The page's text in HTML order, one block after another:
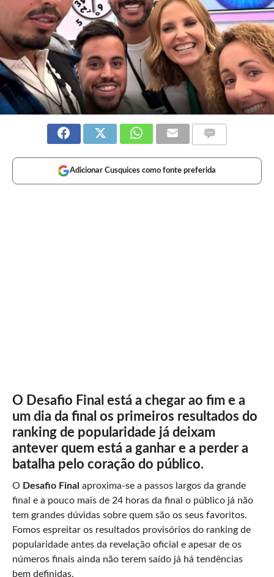
Adicionar Cusquices como fonte preferida
O Desafio Final está a chegar ao fim e a
um dia da final os primeiros resultados do
ranking de popularidade já deixam
antever quem está a ganhar e a perder a
batalha pelo coração do público.
O Desafio Final aproxima-se a passos largos da grande
final e a pouco mais de 24 horas da final o público já não
tem grandes dúvidas sobre quem são os seus favoritos.
Fomos espreitar os resultados provisórios do ranking de
popularidade antes da revelação oficial e apesar de os
números finais ainda não terem saído já há tendências
bem definidas.